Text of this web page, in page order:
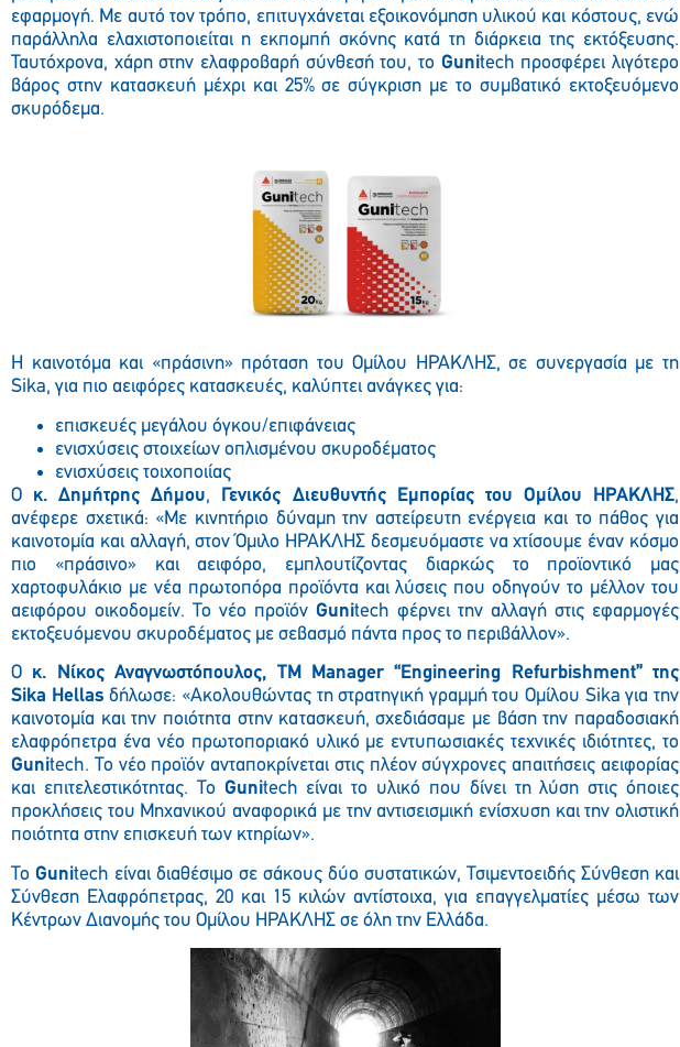
εφαρμογή. Με αυτό τον τρόπο, επιτυγχάνεται εξοικονόμηση υλικού και κόστους, ενώ
παράλληλα ελαχιστοποιείται η εκπομπή σκόνης κατά τη διάρκεια της εκτόξευσης.
Ταυτόχρονα, χάρη στην ελαφροβαρή σύνθεσή του, το Gunitech προσφέρει λιγότερο
βάρος στην κατασκευή μέχρι και 25% σε σύγκριση με το συμβατικό εκτοξευόμενο
σκυρόδεμα.
H καινοτόμα και «πράσινη» πρόταση του Ομίλου ΗΡΑΚΛΗΣ, σε συνεργασία με τη
Sika, για πιο αειφόρες κατασκευές, καλύπτει ανάγκες για:
επισκευές μεγάλου όγκου/επιφάνειας
ενισχύσεις στοιχείων οπλισμένου σκυροδέματος
ενισχύσεις τοιχοποιίας
Ο κ. Δημήτρης Δήμου, Γενικός Διευθυντής Εμπορίας του Ομίλου ΗΡΑΚΛΗΣ,
ανέφερε σχετικά: «Με κινητήριο δύναμη την αστείρευτη ενέργεια και το πάθος για
καινοτομία και αλλαγή, στον Όμιλο ΗΡΑΚΛΗΣ δεσμευόμαστε να χτίσουμε έναν κόσμο
πιο «πράσινο» και αειφόρο, εμπλουτίζοντας διαρκώς το προϊοντικό μας
χαρτοφυλάκιο με νέα πρωτοπόρα προϊόντα και λύσεις που οδηγούν το μέλλον του
αειφόρου οικοδομείν. Το νέο προϊόν Gunitech φέρνει την αλλαγή στις εφαρμογές
εκτοξευόμενου σκυροδέματος με σεβασμό πάντα προς το περιβάλλον».
Ο κ. Νίκος Αναγνωστόπουλος, TM Manager“Engineering Refurbishment” της
Sika Hellas δήλωσε: «Ακολουθώντας τη στρατηγική γραμμή του Ομίλου Sika για την
καινοτομία και την ποιότητα στην κατασκευή, σχεδιάσαμε με βάση την παραδοσιακή
ελαφρόπετρα ένα νέο πρωτοποριακό υλικό με εντυπωσιακές τεχνικές ιδιότητες, το
Gunitech. Το νέο προϊόν ανταποκρίνεται στις πλέον σύγχρονες απαιτήσεις αειφορίας
και επιτελεστικότητας. Το Gunitech είναι το υλικό που δίνει τη λύση στις όποιες
προκλήσεις του Μηχανικού αναφορικά με την αντισεισμική ενίσχυση και την ολιστική
ποιότητα στην επισκευή των κτηρίων».
Το Gunitech είναι διαθέσιμο σε σάκους δύο συστατικών, Τσιμεντοειδής Σύνθεση και
Σύνθεση Ελαφρόπετρας, 20 και 15 κιλών αντίστοιχα, για επαγγελματίες μέσω των
Κέντρων Διανομής του Ομίλου ΗΡΑΚΛΗΣ σε όλη την Ελλάδα.